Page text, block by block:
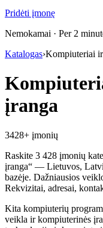
Pridėti įmonę
Nemokamai · Per 2
Katalogas›Kompiuteriai
įranga
3428+ įmonių
Raskite 3 428 įmonių
įranga“ — Lietuvos,
bazėje. Dažniausios
Rekvizitai, adresai,
Kita kompiuterių
veikla ir kompiuterinės